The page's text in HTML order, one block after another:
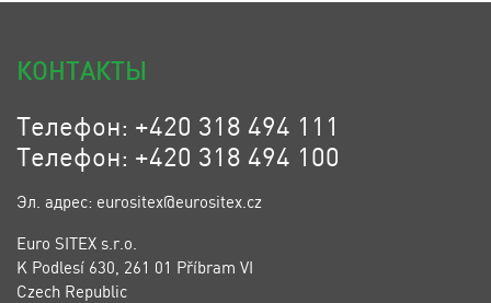
КОНТАКТЫ
Телефон: +420 318 494 111
Телефон: +420 318 494 100
Эл. адрес: eurositex@eurositex.cz
Euro SITEX s.r.o.
K Podlesí 630, 261 01 Příbram VI
Czech Republic